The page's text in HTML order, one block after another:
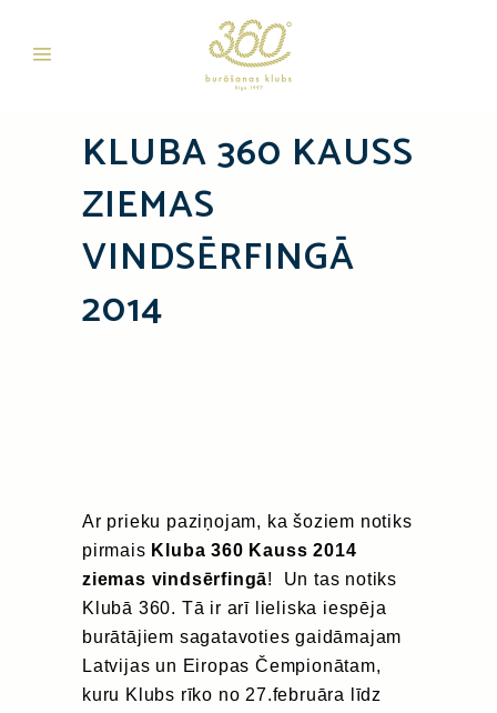
KLUBA 360 KAUSS
ZIEMAS
VINDSĒRFINGĀ
2014
Ar prieku paziņojam, ka šoziem notiks
pirmais Kluba 360 Kauss 2014
ziemas vindsērfingā! Un tas notiks
Klubā 360. Tā ir arī lieliska iespēja
burātājiem sagatavoties gaidāmajam
Latvijas un Eiropas Čempionātam,
kuru Klubs rīko no 27.februāra līdz